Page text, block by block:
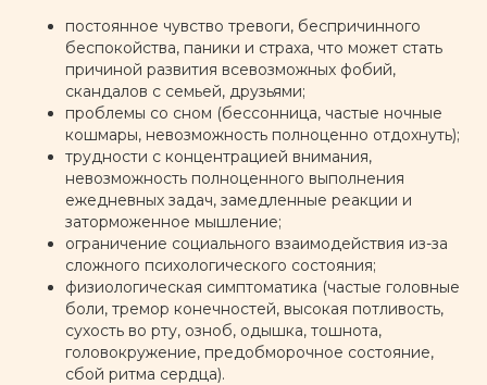
постоянное чувство тревоги, беспричинного
беспокойства, паники и страха, что может стать
причиной развития всевозможных фобий,
скандалов с семьей, друзьями;
проблемы со сном (бессонница, частые ночные
кошмары, невозможность полноценно отдохнуть);
трудности с концентрацией внимания,
невозможность полноценного выполнения
ежедневных задач, замедленные реакции и
заторможенное мышление;
ограничение социального взаимодействия из-за
сложного психологического состояния;
физиологическая симптоматика (частые головные
боли, тремор конечностей, высокая потливость,
сухость во рту, озноб, одышка, тошнота,
головокружение, предобморочное состояние,
сбой ритма сердца).